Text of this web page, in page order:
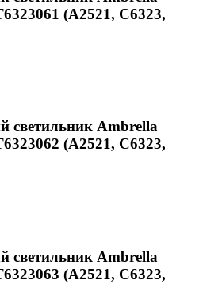
(A2521, C6323,
светильник Ambrella
(A2521, C6323,
светильник Ambrella
(A2521, C6323,